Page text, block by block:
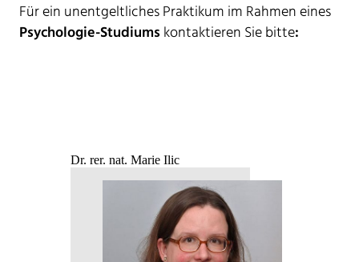
Für ein unentgeltliches Praktikum im Rahmen eines
Psychologie-Studiums kontaktieren Sie bitte:
Dr. rer. nat. Marie Ilic